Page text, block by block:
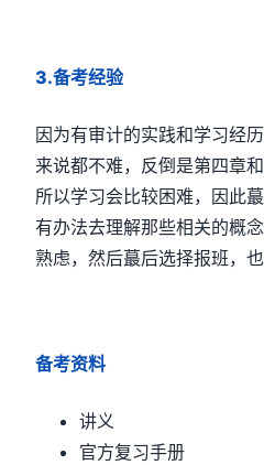
3.备考经验
因为有审计的实践和学习经
来说都不难，反倒是第四章
所以学习会比较困难，因此
有办法去理解那些相关的概
熟虑，然后蕞后选择报班，
备考资料
讲义
官方复习手册